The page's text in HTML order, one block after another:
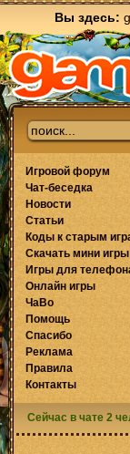
Вы здесь:
Игровой форум
Чат-беседка
Новости
Статьи
Коды к старым
Скачать мини игры
Игры для
Онлайн игры
ЧаВо
Помощь
Спасибо
Реклама
Правила
Контакты
Сейчас в чате 2